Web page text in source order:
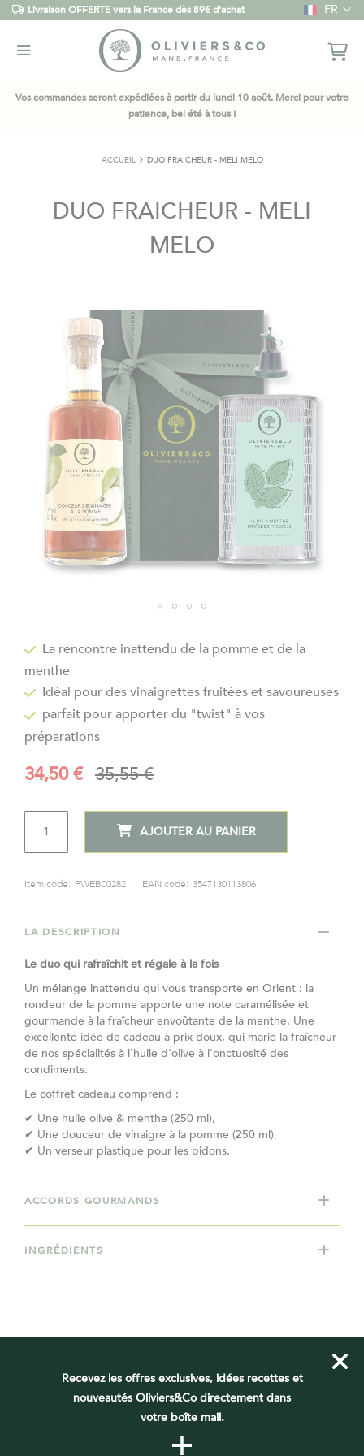
Recevez les offres exclusives, idées recettes et
nouveautés Oliviers&Co directement dans
votre boîte mail.
+
Livraison OFFERTE vers la France dès 89€ d'achat LangueFR
Vos commandes seront expédiées à partir du lundi 10 août. Merci pour votre
patience, bel été à tous !
the
beginning
of
images
gallery
ACCUEIL DUO FRAICHEUR - MELI MELO
DUO FRAICHEUR - MELI
MELO
La rencontre inattendu de la pomme et de la
menthe
Idéal pour des vinaigrettes fruitées et savoureuses
parfait pour apporter du "twist" à vos
préparations
Prix
Spécial
34,50 €
Prix
normal
35,55 €
QTÉ
AJOUTER AU PANIER
Item code: PWEB00282 EAN code: 3547130113806
LA DESCRIPTION
Le duo qui rafraîchit et régale à la fois
Un mélange inattendu qui vous transporte en Orient : la
rondeur de la pomme apporte une note caramélisée et
gourmande à la fraîcheur envoûtante de la menthe. Une
excellente idée de cadeau à prix doux, qui marie la fraîcheur
de nos spécialités à l'huile d'olive à l'onctuosité des
condiments.
Le coffret cadeau comprend :
✔ Une huile olive & menthe (250 ml),
✔ Une douceur de vinaigre à la pomme (250 ml),
✔ Un verseur plastique pour les bidons.
ACCORDS GOURMANDS
INGRÉDIENTS
VOUS DEVRIEZ AUSSI AIMER